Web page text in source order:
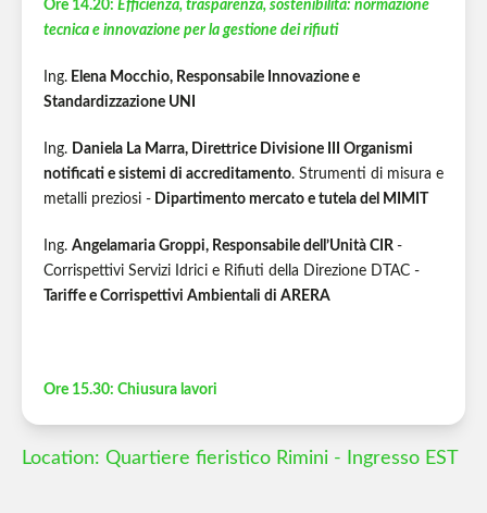
Ore 14.20: Efficienza, trasparenza, sostenibilità: normazione
tecnica e innovazione per la gestione dei rifiuti
Ing. Elena Mocchio, Responsabile Innovazione e
Standardizzazione UNI
Ing. Daniela La Marra, Direttrice Divisione III Organismi
notificati e sistemi di accreditamento. Strumenti di misura e
metalli preziosi - Dipartimento mercato e tutela del MIMIT
Ing. Angelamaria Groppi, Responsabile dell’Unità CIR -
Corrispettivi Servizi Idrici e Rifiuti della Direzione DTAC -
Tariffe e Corrispettivi Ambientali di ARERA
Ore 15.30: Chiusura lavori
Location: Quartiere fieristico Rimini - Ingresso EST